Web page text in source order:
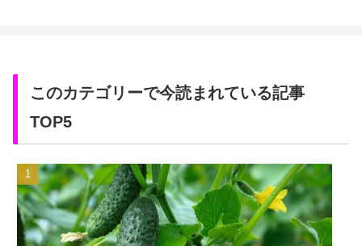
このカテゴリーで今読まれている記事
TOP5